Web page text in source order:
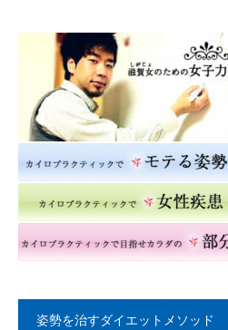
姿勢を治すダイエットメソッド